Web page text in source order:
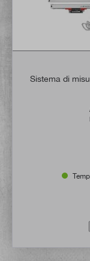
Sistema di